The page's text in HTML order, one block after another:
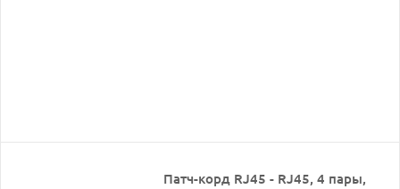
Патч-корд RJ45 - RJ45, 4 пары,